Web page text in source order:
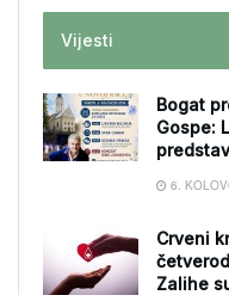
Vijesti
Bogat
Gospe:
6.
Crveni
Zalihe